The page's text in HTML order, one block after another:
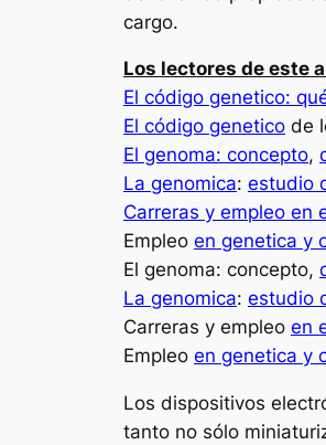
cargo.
Los lectores de este
El código genetico:
El código genetico de
El genoma: concepto,
La genomica: estudio
Carreras y empleo en
Empleo en genetica y
El genoma: concepto,
La genomica: estudio
Carreras y empleo en
Empleo en genetica y
Los dispositivos
tanto no sólo